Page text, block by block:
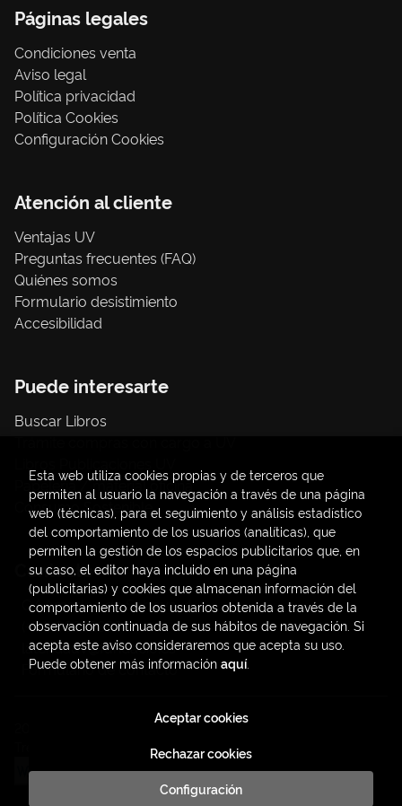
Páginas legales
Condiciones venta
Aviso legal
Política privacidad
Política Cookies
Configuración Cookies
Atención al cliente
Ventajas UV
Preguntas frecuentes (FAQ)
Quiénes somos
Formulario desistimiento
Accesibilidad
Puede interesarte
Buscar Libros
Papelería / material oficina
Consumo Sostenible
Contacto
C/ Amadeo de Saboya, 4
(+34) 963828968
latendauv@fundacio.es
Formulario de contacto
. Todos los Derechos Reservados |
Esta web utiliza cookies propias y de terceros que
permiten al usuario la navegación a través de una página
web (técnicas), para el seguimiento y análisis estadístico
del comportamiento de los usuarios (analíticas), que
permiten la gestión de los espacios publicitarios que, en
su caso, el editor haya incluido en una página
(publicitarias) y cookies que almacenan información del
comportamiento de los usuarios obtenida a través de la
observación continuada de sus hábitos de navegación. Si
acepta este aviso consideraremos que acepta su uso.
Puede obtener más información aquí.
Configuración
Rechazar cookies
Aceptar cookies